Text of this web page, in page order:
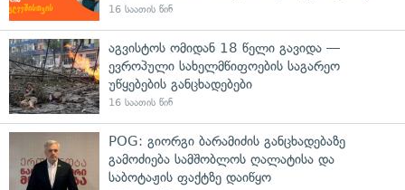
16 საათის წინ
აგვისტოს ომიდან 18 წელი გავიდა —
ევროპული სახელმწიფოების საგარეო
უწყებების განცხადებები
16 საათის წინ
POG: გიორგი ბარამიძის განცხადებაზე
გამოძიება სამშობლოს ღალატისა და
საბოტაჟის ფაქტზე დაიწყო